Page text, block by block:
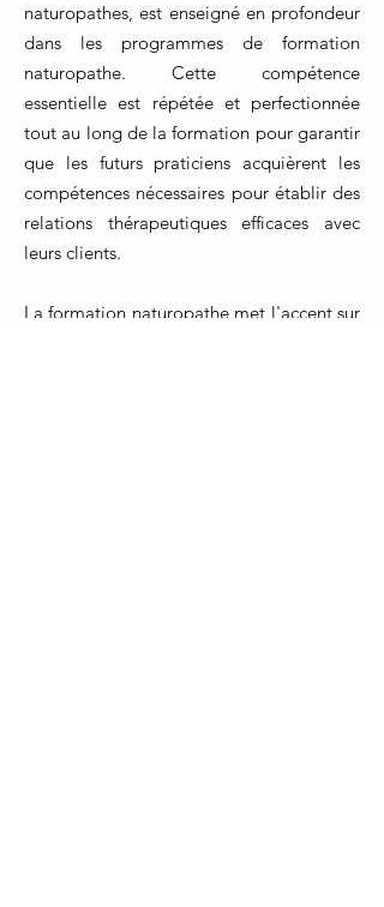
naturopathes, est enseigné en profondeur
dans les programmes de formation
naturopathe. Cette compétence
essentielle est répétée et perfectionnée
tout au long de la formation pour garantir
que les futurs praticiens acquièrent les
compétences nécessaires pour établir des
relations thérapeutiques efficaces avec
leurs clients.
La formation naturopathe met l'accent sur